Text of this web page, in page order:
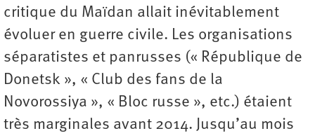
critique du Maïdan allait inévitablement
évoluer en guerre civile. Les organisations
séparatistes et panrusses (« République de
Donetsk », « Club des fans de la
Novorossiya », « Bloc russe », etc.) étaient
très marginales avant 2014. Jusqu’au mois